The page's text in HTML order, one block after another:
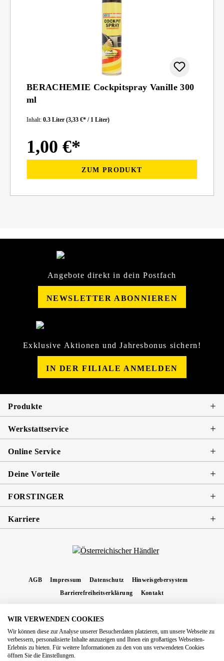
BERACHEMIE Cockpitspray Vanille 300
ml
Inhalt: 0.3 Liter (3,33 €* / 1 Liter)
1,00 €*
ZUM PRODUKT
Angebote direkt in dein Postfach
NEWSLETTER ABONNIEREN
Exklusive Aktionen und Jahresbonus sichern!
IN DER FILIALE ANMELDEN
Produkte
Werkstattservice
Online Service
Deine Vorteile
FORSTINGER
Karriere
AGB Impressum Datenschutz
Hinweisgebersystem
Barrierefreiheitserklärung
Kontakt
Nachnahmegebühren, wenn nicht anders angegeben.
Copyright 2026 Forstinger Österreich GmbH
Königstetter Straße 128 - 134/OG3, 3430 Tulln
WIR VERWENDEN COOKIES
Wir können diese zur Analyse unserer Besucherdaten platzieren, um unsere Webseite zu
verbessern, personalisierte Inhalte anzuzeigen und Ihnen ein großartiges Webseiten-
Erlebnis zu bieten. Für weitere Informationen zu den von uns verwendeten Cookies
öffnen Sie die Einstellungen.